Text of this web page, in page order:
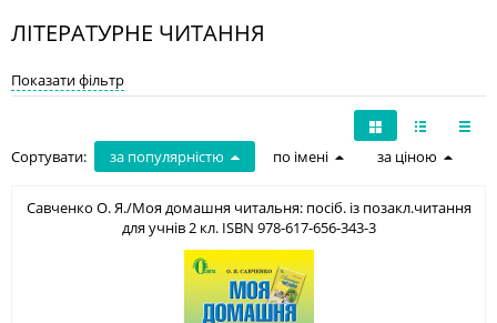
ЛІТЕРАТУРНЕ ЧИТАННЯ
Показати фільтр
Сортувати: за популярністю по імені за ціною
Савченко О. Я./Моя домашня читальня: посіб. із позакл.читання
для учнів 2 кл. ISBN 978-617-656-343-3